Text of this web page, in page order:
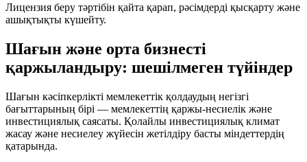
Лицензия беру тәртібін қайта қарап, рәсімдерді қысқарту және
ашықтықты күшейту.
Шағын және орта бизнесті
қаржыландыру: шешілмеген түйіндер
Шағын кәсіпкерлікті мемлекеттік қолдаудың негізгі
бағыттарының бірі — мемлекеттің қаржы-несиелік және
инвестициялық саясаты. Қолайлы инвестициялық климат
жасау және несиелеу жүйесін жетілдіру басты міндеттердің
қатарында.